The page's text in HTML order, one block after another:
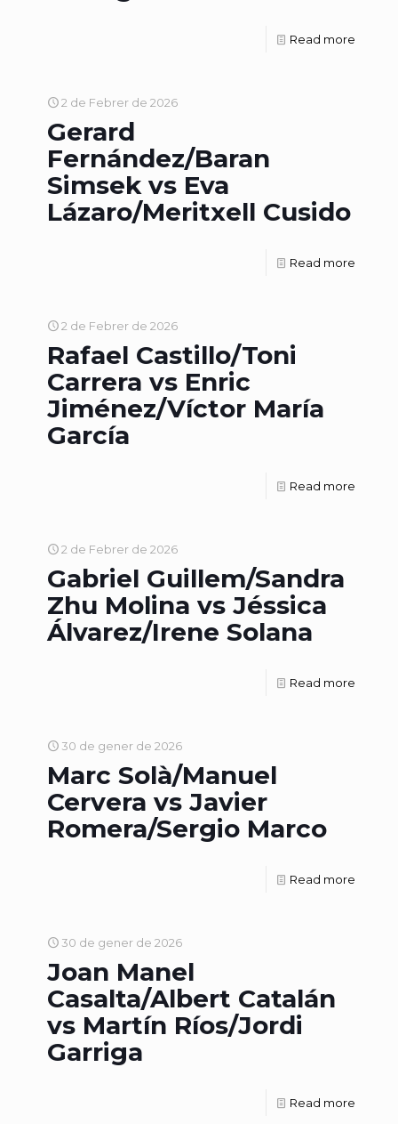
Read more
2 de Febrer de 2026
Gerard
Fernández/Baran
Simsek vs Eva
Lázaro/Meritxell Cusido
Read more
2 de Febrer de 2026
Rafael Castillo/Toni
Carrera vs Enric
Jiménez/Víctor María
García
Read more
2 de Febrer de 2026
Gabriel Guillem/Sandra
Zhu Molina vs Jéssica
Álvarez/Irene Solana
Read more
30 de gener de 2026
Marc Solà/Manuel
Cervera vs Javier
Romera/Sergio Marco
Read more
30 de gener de 2026
Joan Manel
Casalta/Albert Catalán
vs Martín Ríos/Jordi
Garriga
Read more